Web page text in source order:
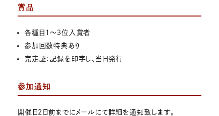
賞品
各種目１～3位入賞者
参加回数特典あり
完走証：記録を印字し、当日発行
参加通知
開催日2日前までにメールにて詳細を通知致します。